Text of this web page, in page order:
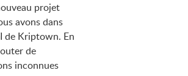
projet
avons dans
de Kriptown. En
de
inconnues